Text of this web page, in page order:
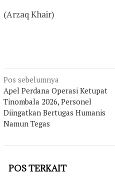
(Arzaq Khair)
Navigasi
pos
Pos sebelumnya
Apel Perdana Operasi Ketupat
Tinombala 2026, Personel
Diingatkan Bertugas Humanis
Namun Tegas
POS TERKAIT